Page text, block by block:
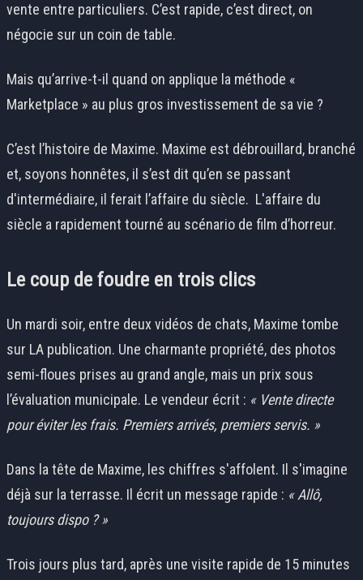
vente entre particuliers. C’est rapide, c’est direct, on
négocie sur un coin de table.
Mais qu’arrive-t-il quand on applique la méthode «
Marketplace » au plus gros investissement de sa vie ?
C’est l’histoire de Maxime. Maxime est débrouillard, branché
et, soyons honnêtes, il s’est dit qu’en se passant
d'intermédiaire, il ferait l’affaire du siècle. L'affaire du
siècle a rapidement tourné au scénario de film d’horreur.
Le coup de foudre en trois clics
Un mardi soir, entre deux vidéos de chats, Maxime tombe
sur LA publication. Une charmante propriété, des photos
semi-floues prises au grand angle, mais un prix sous
l’évaluation municipale. Le vendeur écrit : « Vente directe
pour éviter les frais. Premiers arrivés, premiers servis. »
Dans la tête de Maxime, les chiffres s'affolent. Il s'imagine
déjà sur la terrasse. Il écrit un message rapide : « Allô,
toujours dispo ? »
Trois jours plus tard, après une visite rapide de 15 minutes